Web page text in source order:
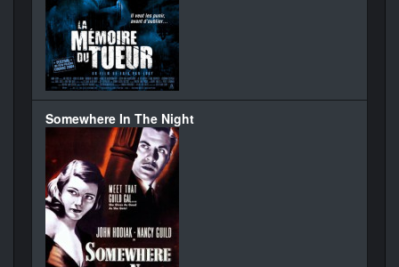
Somewhere In The Night